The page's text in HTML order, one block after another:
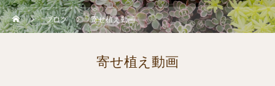
ブログ 寄せ植え動画
寄せ植え動画